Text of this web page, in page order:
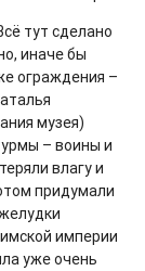
тут сделано
иначе бы
ограждения –
музея)
– воины и
влагу и
придумали
империи
уже очень